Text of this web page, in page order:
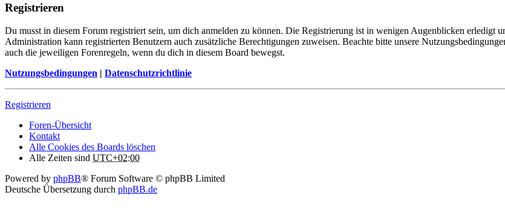
Registrieren
Du musst in diesem Forum registriert sein, um dich anmelden zu können. Die Registrierung ist in wenigen Augenblicken
Administration kann registrierten Benutzern auch zusätzliche Berechtigungen zuweisen. Beachte bitte unsere
auch die jeweiligen Forenregeln, wenn du dich in diesem Board bewegst.
Nutzungsbedingungen | Datenschutzrichtlinie
Registrieren
Foren-Übersicht
Kontakt
Alle Cookies des Boards löschen
Alle Zeiten sind UTC+02:00
Powered by phpBB® Forum Software © phpBB Limited
Deutsche Übersetzung durch phpBB.de